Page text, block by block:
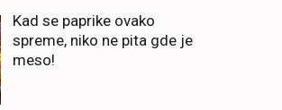
Kad se paprike ovako
spreme, niko ne pita gde je
meso!